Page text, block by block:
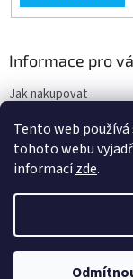
Tento web
tohoto webu
informacízde.
Nacházíte se na
Informace pro
Jak nakupovat
Podmínky ochrany
Copyright 2026